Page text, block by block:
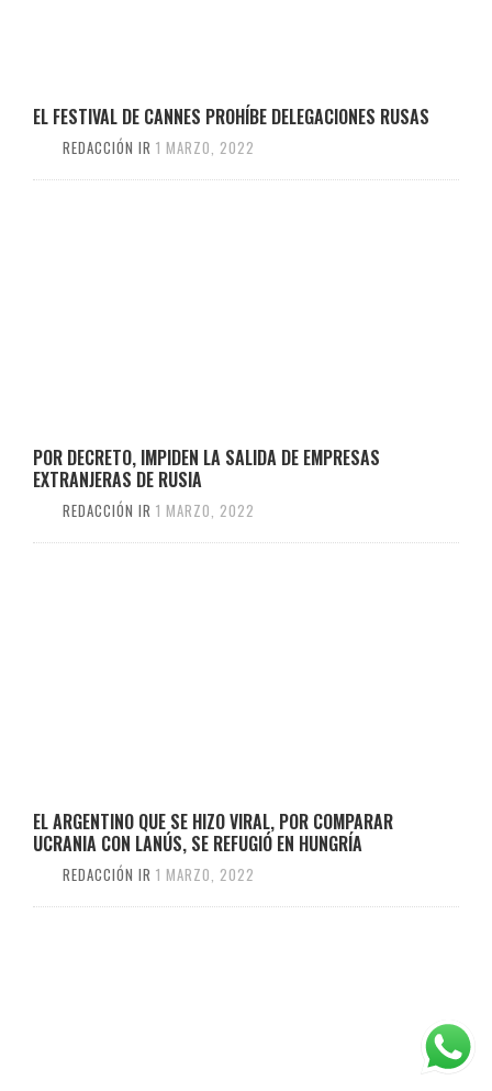
EL FESTIVAL DE CANNES PROHÍBE DELEGACIONES RUSAS
REDACCIÓN IR 1 MARZO, 2022
POR DECRETO, IMPIDEN LA SALIDA DE EMPRESAS
EXTRANJERAS DE RUSIA
REDACCIÓN IR 1 MARZO, 2022
EL ARGENTINO QUE SE HIZO VIRAL, POR COMPARAR
UCRANIA CON LANÚS, SE REFUGIÓ EN HUNGRÍA
REDACCIÓN IR 1 MARZO, 2022